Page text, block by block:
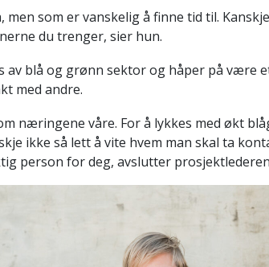
som er vanskelig å finne tid til.
du trenger, sier hun.
blå og grønn sektor og håper på være
med andre.
næringene våre. For å lykkes med økt
ikke så lett å vite hvem man skal ta
person for deg, avslutter